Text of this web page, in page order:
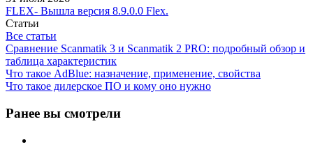
FLEX- Вышла версия 8.9.0.0 Flex.
Статьи
Все статьи
Сравнение Scanmatik 3 и Scanmatik 2 PRO: подробный обзор и
таблица характеристик
Что такое AdBlue: назначение, применение, свойства
Что такое дилерское ПО и кому оно нужно
Ранее вы смотрели